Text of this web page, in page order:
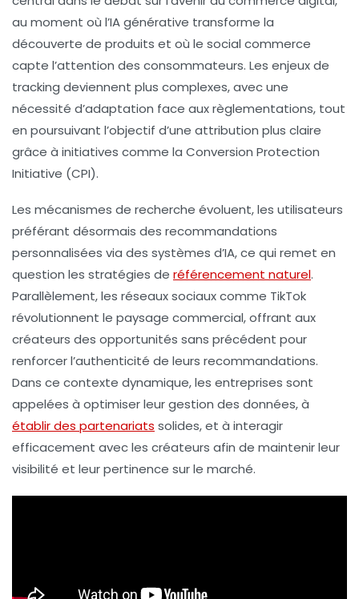
au moment où l’IA générative transforme la
découverte de produits et où le social commerce
capte l’attention des consommateurs. Les enjeux de
tracking deviennent plus complexes, avec une
nécessité d’adaptation face aux règlementations, tout
en poursuivant l’objectif d’une attribution plus claire
grâce à initiatives comme la Conversion Protection
Initiative (CPI).
Les mécanismes de recherche évoluent, les utilisateurs
préférant désormais des recommandations
personnalisées via des systèmes d’IA, ce qui remet en
question les stratégies de référencement naturel.
Parallèlement, les réseaux sociaux comme TikTok
révolutionnent le paysage commercial, offrant aux
créateurs des opportunités sans précédent pour
renforcer l’authenticité de leurs recommandations.
Dans ce contexte dynamique, les entreprises sont
appelées à optimiser leur gestion des données, à
établir des partenariats solides, et à interagir
efficacement avec les créateurs afin de maintenir leur
visibilité et leur pertinence sur le marché.